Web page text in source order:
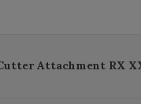
Attachment RX